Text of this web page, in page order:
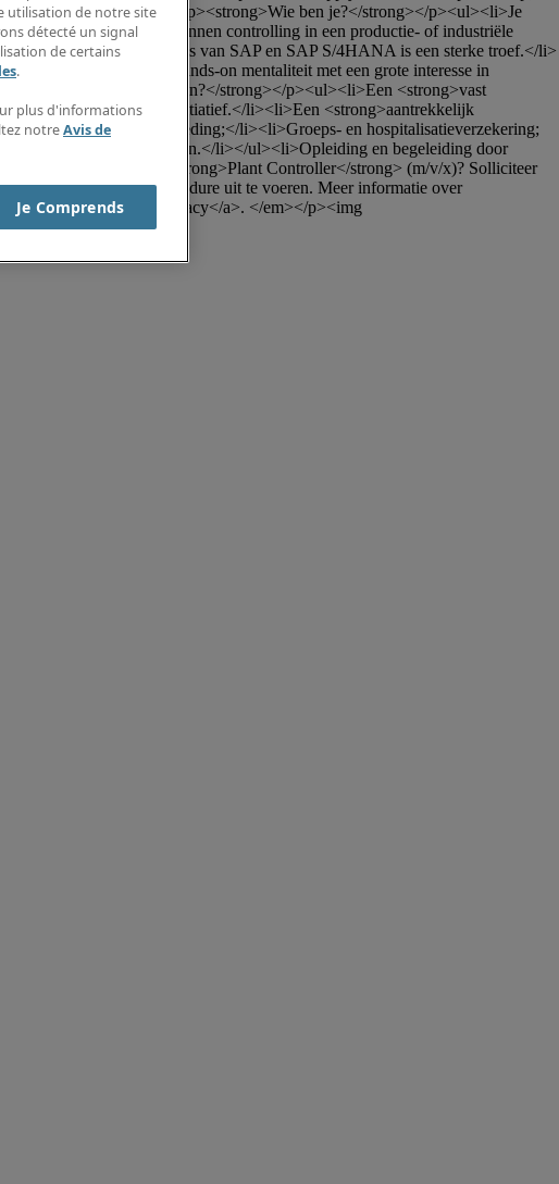
li></ul><p> </p><p><strong>Wie ben je?</strong></p><ul><li>Je
jaar relevante ervaring binnen controlling in een productie- of industriële
ERP-systemen; kennis van SAP en SAP S/4HANA is een sterke troef.</li>
combineert een hands-on mentaliteit met een grote interesse in
onze klant jou te bieden?</strong></p><ul><li>Een <strong>vast
en ruimte voor initiatief.</li><li>Een <strong>aantrekkelijk
onkostenvergoeding;</li><li>Groeps- en hospitalisatieverzekering;
li><li>Flexibele werkuren.</li></ul><li>Opleiding en begeleiding door
in deze functie als <strong>Plant Controller</strong> (m/v/x)? Solliciteer
om de sollicitatieprocedure uit te voeren. Meer informatie over
be/nl/privacy</a>. </em></p><img
utilisation de notre site
détecté un signal
de certains
.
plus d'informations
notreAvis de
Je Comprends